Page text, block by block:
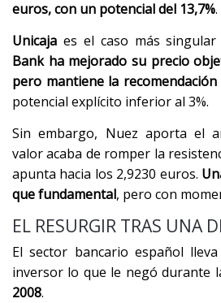
euros, con un potencial del 13,7%.
Unicaja es el caso más
Bank ha mejorado su precio
pero mantiene la
potencial explícito inferior al 3%.
Sin embargo, Nuez aporta el
valor acaba de romper la
apunta hacia los 2,9230 euros.
que fundamental, pero con
EL RESURGIR TRAS UNA
El sector bancario español
inversor lo que le negó durante
2008.